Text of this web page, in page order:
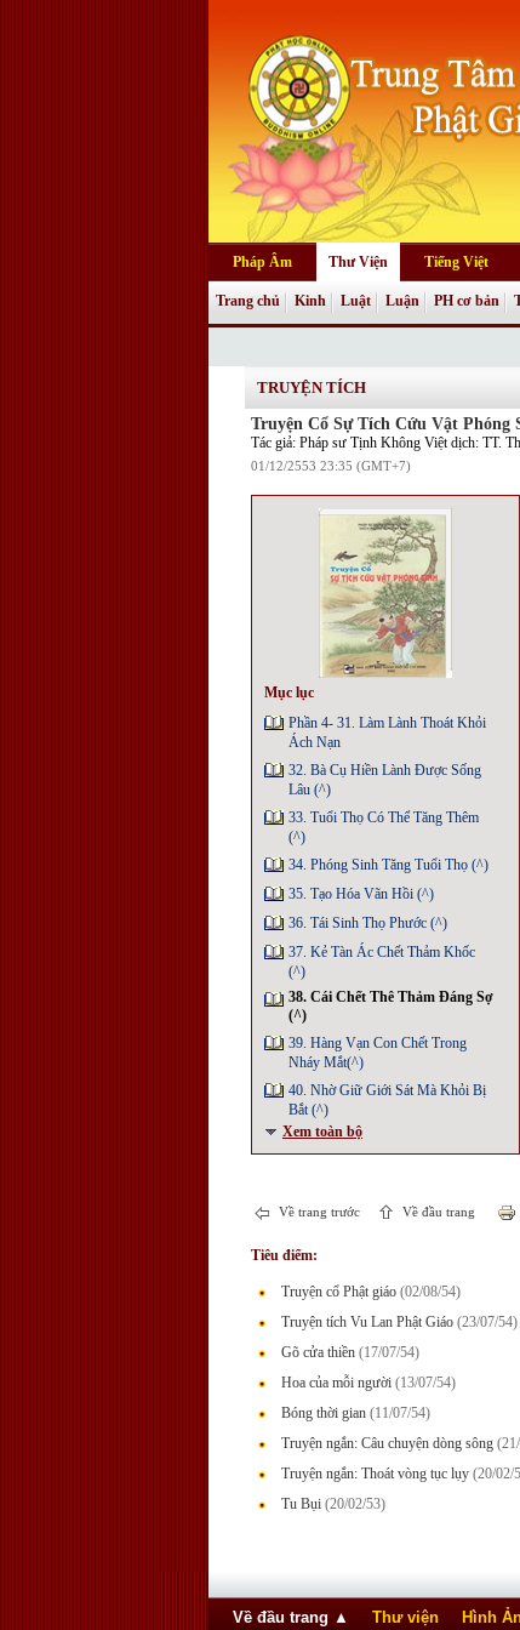
Pháp Âm Thư Viện Tiếng Việt
Trang chủ Kinh Luật Luận PH cơ bản
TRUYỆN TÍCH
Truyện Cổ Sự Tích Cứu Vật Phóng
Tác giả: Pháp sư Tịnh Không Việt dịch: TT.
01/12/2553 23:35 (GMT+7)
Mục lục
Phần 4- 31. Làm Lành Thoát Khỏi
Ách Nạn
32. Bà Cụ Hiền Lành Được Sống
Lâu (^)
33. Tuổi Thọ Có Thể Tăng Thêm
(^)
34. Phóng Sinh Tăng Tuổi Thọ (^)
35. Tạo Hóa Vãn Hồi (^)
36. Tái Sinh Thọ Phước (^)
37. Kẻ Tàn Ác Chết Thảm Khốc
(^)
38. Cái Chết Thê Thảm Đáng Sợ
(^)
39. Hàng Vạn Con Chết Trong
Nháy Mắt(^)
40. Nhờ Giữ Giới Sát Mà Khỏi Bị
Bắt (^)
Xem toàn bộ
Về trang trước Về đầu trang
Tiêu điểm:
Truyện cổ Phật giáo (02/08/54)
Truyện tích Vu Lan Phật Giáo (23/07/54)
Gõ cửa thiền (17/07/54)
Hoa của mỗi người (13/07/54)
Bóng thời gian (11/07/54)
Truyện ngắn: Câu chuyện dòng sông
Truyện ngắn: Thoát vòng tục lụy (20/02/
Tu Bụi (20/02/53)
Về đầu trang ▲ Thư viện Hình